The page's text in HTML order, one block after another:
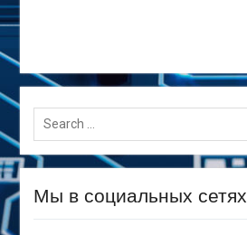
Search
for:
Мы в социальных сетях